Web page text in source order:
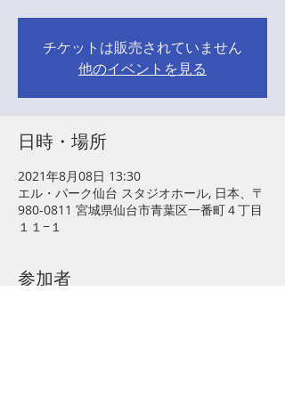
チケットは販売されていません
他のイベントを見る
日時・場所
2021年8月08日 13:30
エル・パーク仙台 スタジオホール, 日本、〒
980-0811 宮城県仙台市青葉区一番町４丁目
１１−１
参加者